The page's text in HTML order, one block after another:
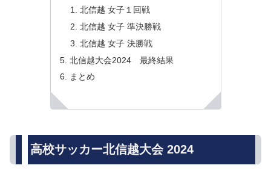
北信越 女子１回戦
北信越 女子 準決勝戦
北信越 女子 決勝戦
北信越大会2024 最終結果
まとめ
高校サッカー北信越大会 2024